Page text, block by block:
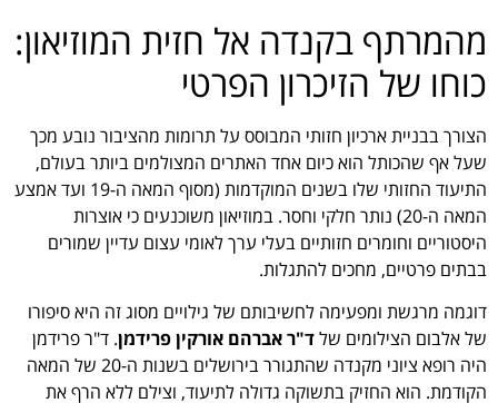
מהמרתף בקנדה אל חזית המוזיאון:
כוחו של הזיכרון הפרטי
הצורך בבניית ארכיון חזותי המבוסס על תרומות מהציבור נובע מכך
שעל אף שהכותל הוא כיום אחד האתרים המצולמים ביותר בעולם,
התיעוד החזותי שלו בשנים המוקדמות (מסוף המאה ה-19 ועד אמצע
המאה ה-20) נותר חלקי וחסר. במוזיאון משוכנעים כי אוצרות
היסטוריים וחומרים חזותיים בעלי ערך לאומי עצום עדיין שמורים
בבתים פרטיים, מחכים להתגלות.
דוגמה מרגשת ומפעימה לחשיבותם של גילויים מסוג זה היא סיפורו
של אלבום הצילומים שלד"ר אברהם אורקין פרידמן. ד"ר פרידמן
היה רופא ציוני מקנדה שהתגורר בירושלים בשנות ה-20 של המאה
הקודמת. הוא החזיק בתשוקה גדולה לתיעוד, וצילם ללא הרף את